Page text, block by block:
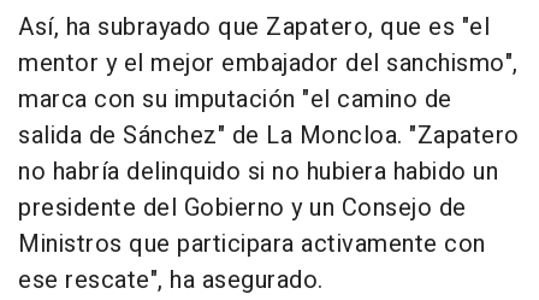
Así, ha subrayado que Zapatero, que es "el
mentor y el mejor embajador del sanchismo",
marca con su imputación "el camino de
salida de Sánchez" de La Moncloa. "Zapatero
no habría delinquido si no hubiera habido un
presidente del Gobierno y un Consejo de
Ministros que participara activamente con
ese rescate", ha asegurado.